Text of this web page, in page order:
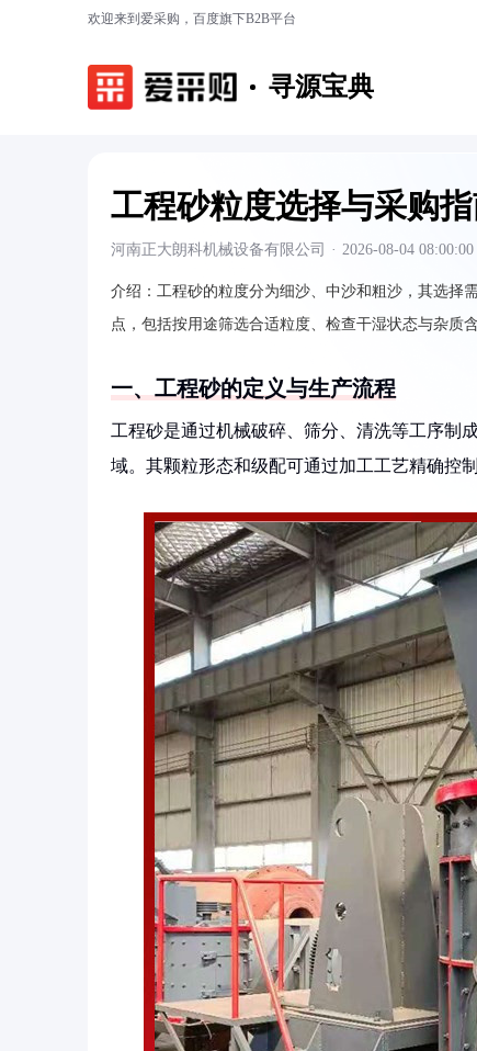
欢迎来到爱采购，百度旗下B2B平台
寻源宝典
工程砂粒度选择与采购
河南正大朗科机械设备有限公司 · 2026-08-04 08:00:00
介绍： 工程砂的粒度分为细沙、中沙和粗沙，其选择
点，包括按用途筛选合适粒度、检查干湿状态与杂质
一、工程砂的定义与生产流程
工程砂是通过机械破碎、筛分、清洗等工序制
域。其颗粒形态和级配可通过加工工艺精确控制